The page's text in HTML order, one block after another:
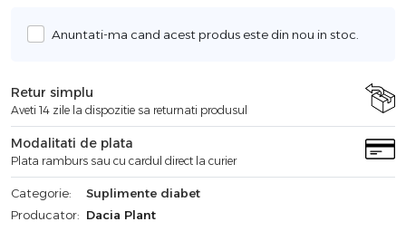
Anuntati-ma cand acest produs este din nou in stoc.
Retur simplu
Aveti 14 zile la dispozitie sa returnati produsul
Modalitati de plata
Plata ramburs sau cu cardul direct la curier
Categorie:
Suplimente diabet
Producator: Dacia Plant